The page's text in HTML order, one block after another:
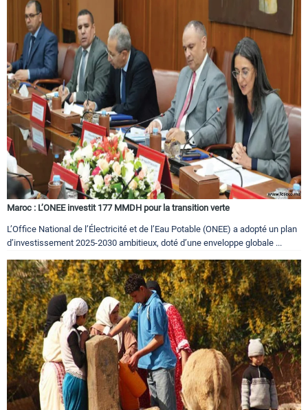
Maroc : L’ONEE investit 177 MMDH pour la transition verte
L’Office National de l’Électricité et de l’Eau Potable (ONEE) a adopté un plan
d’investissement 2025-2030 ambitieux, doté d’une enveloppe globale ...